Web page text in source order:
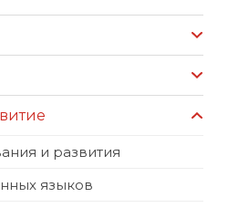
и развития
языков